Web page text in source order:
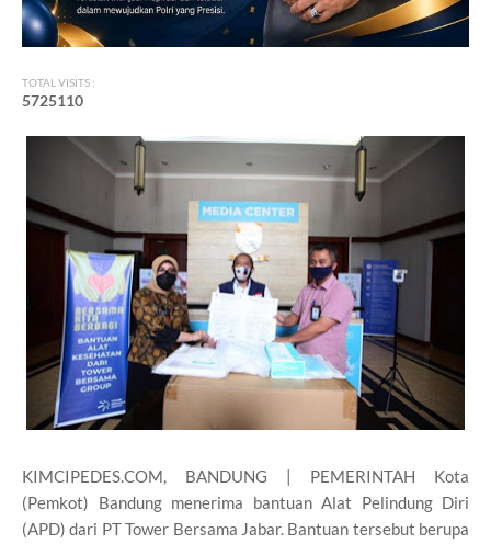
TOTAL VISITS :
5725110
KIMCIPEDES.COM, BANDUNG | PEMERINTAH Kota
(Pemkot) Bandung menerima bantuan Alat Pelindung Diri
(APD) dari PT Tower Bersama Jabar. Bantuan tersebut berupa